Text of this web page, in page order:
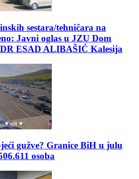
sestara/tehničara na
Javni oglas u JZU Dom
ESAD ALIBAŠIĆ Kalesija
gužve? Granice BiH u julu
osoba